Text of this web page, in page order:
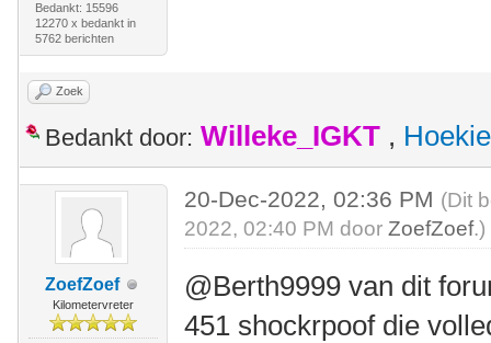
Bedankt: 15596
12270 x bedankt in
5762 berichten
Zoek
Bedankt door: Willeke_IGKT , Hoekie
ZoefZoef
Kilometervreter
20-Dec-2022, 02:36 PM (Dit
2022, 02:40 PM doorZoefZoef.)
@Berth9999 van dit
451 shockrpoof die